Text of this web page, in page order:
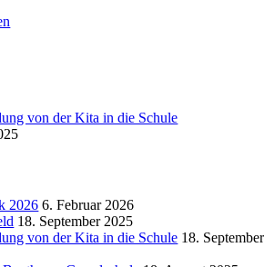
von der Kita in die Schule
2026 6. Februar 2026
18. September 2025
von der Kita in die Schule 18. September